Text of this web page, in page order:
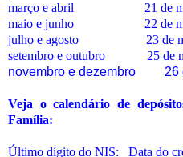
março e abril 21 de
maio e junho 22 de
julho e agosto 23 de
setembro e outubro 25 de
novembro e dezembro 26
Veja o calendário de
Família:
Último dígito do NIS: Data do